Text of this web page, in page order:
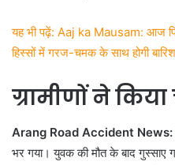
यह भी पढ़ें: Aaj ka Mausam: आज
हिस्सों में गरज-चमक के साथ होगी
ग्रामीणों ने
Arang Road Accident News:
भर गया। युवक की मौत के बाद गुस्साए